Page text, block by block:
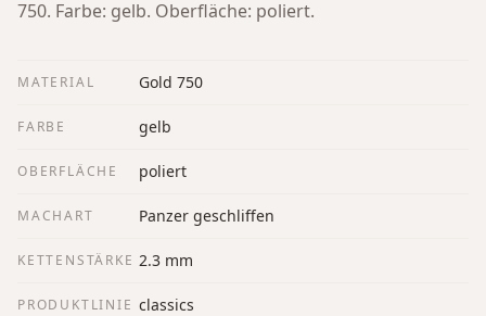
750. Farbe: gelb. Oberfläche: poliert.
MATERIAL Gold 750
FARBE gelb
OBERFLÄCHE poliert
MACHART Panzer geschliffen
KETTENSTÄRKE 2.3 mm
PRODUKTLINIE classics